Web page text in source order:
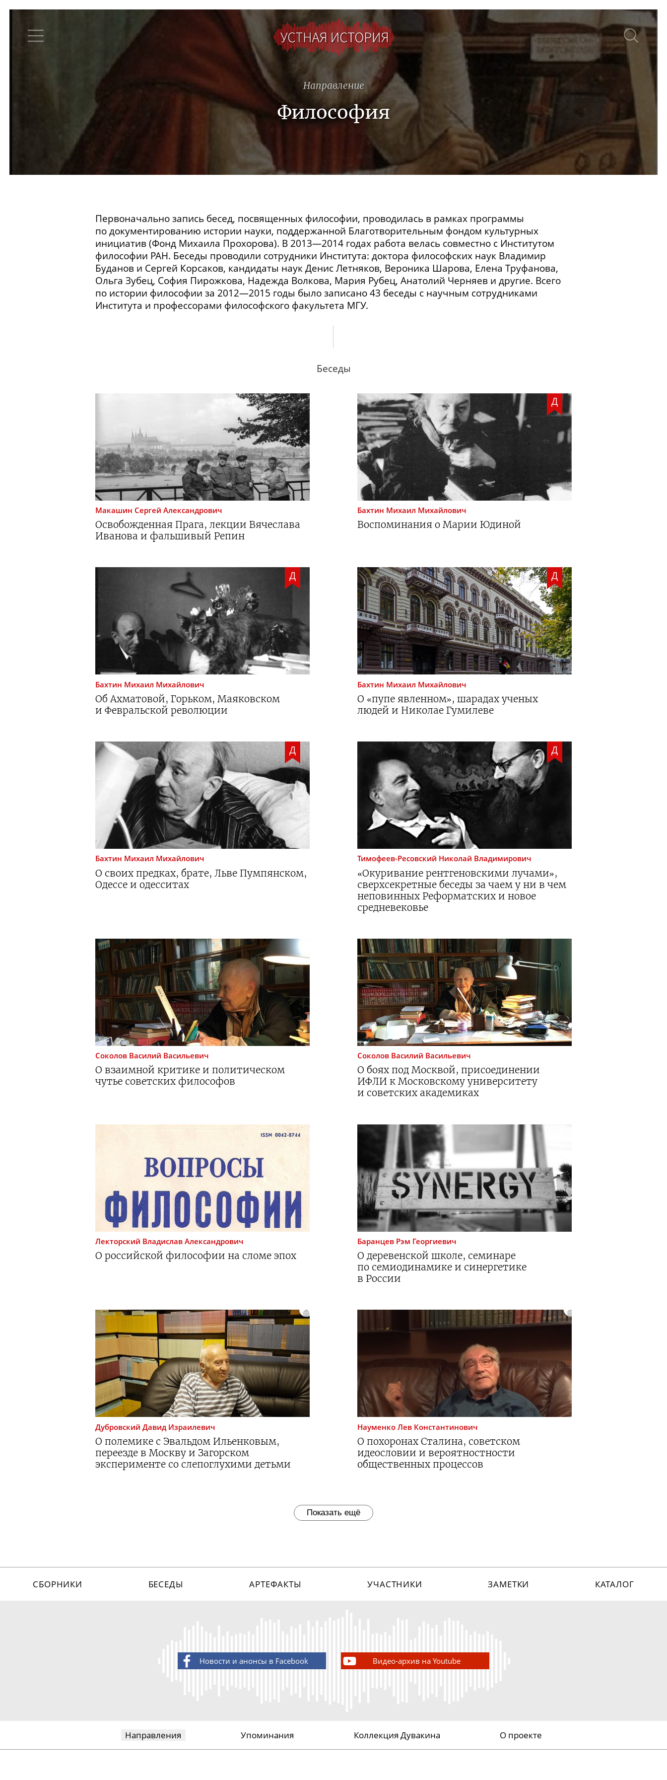
Направление
Философия
Первоначально запись бесед, посвященных философии, проводилась в рамках программы
по документированию истории науки, поддержанной Благотворительным фондом культурных
инициатив (Фонд Михаила Прохорова). В 2013—2014 годах работа велась совместно с Институтом
философии РАН. Беседы проводили сотрудники Института: доктора философских наук Владимир
Буданов и Сергей Корсаков, кандидаты наук Денис Летняков, Вероника Шарова, Елена Труфанова,
Ольга Зубец, София Пирожкова, Надежда Волкова, Мария Рубец, Анатолий Черняев и другие. Всего
по истории философии за 2012—2015 годы было записано 43 беседы с научным сотрудниками
Института и профессорами философского факультета МГУ.
Беседы
Макашин Сергей Александрович
Освобожденная Прага, лекции Вячеслава
Иванова и фальшивый Репин
Д
Бахтин Михаил Михайлович
Воспоминания о Марии Юдиной
Д
Бахтин Михаил Михайлович
Об Ахматовой, Горьком, Маяковском
и Февральской революции
Д
Бахтин Михаил Михайлович
О «пупе явленном», шарадах ученых
людей и Николае Гумилеве
Д
Бахтин Михаил Михайлович
О своих предках, брате, Льве Пумпянском,
Одессе и одесситах
Д
Тимофеев-Ресовский Николай Владимирович
«Окуривание рентгеновскими лучами»,
сверхсекретные беседы за чаем у ни в чем
неповинных Реформатских и новое
средневековье
Соколов Василий Васильевич
О взаимной критике и политическом
чутье советских философов
Соколов Василий Васильевич
О боях под Москвой, присоединении
ИФЛИ к Московскому университету
и советских академиках
Лекторский Владислав Александрович
О российской философии на сломе эпох
Баранцев Рэм Георгиевич
О деревенской школе, семинаре
по семиодинамике и синергетике
в России
Дубровский Давид Израилевич
О полемике с Эвальдом Ильенковым,
переезде в Москву и Загорском
эксперименте со слепоглухими детьми
НауменкоЛев Константинович
О похоронах Сталина, советском
идеословии и вероятностности
общественных процессов
Показать ещё
СБОРНИКИ БЕСЕДЫ АРТЕФАКТЫ УЧАСТНИКИ ЗАМЕТКИ КАТАЛОГ
Новости и анонсы в Facebook Видео-архив на Youtube
Направления Упоминания Коллекция Дувакина О проекте